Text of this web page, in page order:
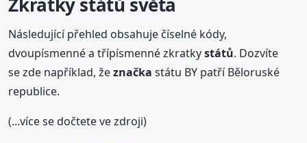
Zkratkystátů světa
Následující přehled obsahuje číselné kódy,
dvoupísmenné a třípísmenné zkratkystátů. Dozvíte
se zde například, žeznačka státu BY patří Běloruské
republice.
(...více se dočtete ve zdroji)